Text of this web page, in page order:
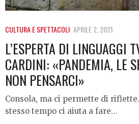
CULTURA E SPETTACOLI APRILE 2, 2021
L’ESPERTA DI LINGUAGGI
CARDINI: «PANDEMIA, LE
NON PENSARCI»
Consola, ma ci permette di
stesso tempo ci aiuta a fare…